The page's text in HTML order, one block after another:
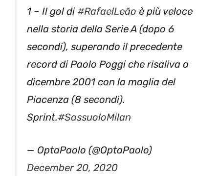
1 – Il gol di #RafaelLeão è più veloce
nella storia della Serie A (dopo 6
secondi), superando il precedente
record di Paolo Poggi che risaliva a
dicembre 2001 con la maglia del
Piacenza (8 secondi).
Sprint.#SassuoloMilan
— OptaPaolo (@OptaPaolo)
December 20, 2020